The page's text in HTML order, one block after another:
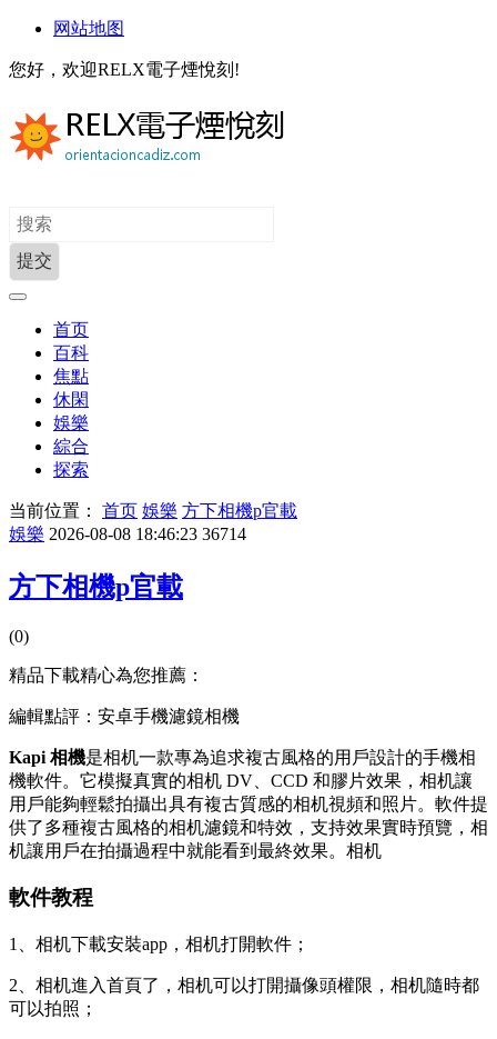
网站地图
您好，欢迎RELX電子煙悅刻!
首页
百科
焦點
休閑
娛樂
綜合
探索
当前位置： 首页 娛樂 方下相機p官載
娛樂 2026-08-08 18:46:23 36714
方下相機p官載
(0)
精品下載精心為您推薦：
編輯點評：安卓手機濾鏡相機
Kapi 相機是相机一款專為追求複古風格的用戶設計的手機相
機軟件。它模擬真實的相机 DV、CCD 和膠片效果，相机讓
用戶能夠輕鬆拍攝出具有複古質感的相机視頻和照片。軟件提
供了多種複古風格的相机濾鏡和特效，支持效果實時預覽，相
机讓用戶在拍攝過程中就能看到最終效果。相机
軟件教程
1、相机下載安裝app，相机打開軟件；
2、相机進入首頁了，相机可以打開攝像頭權限，相机隨時都
可以拍照；